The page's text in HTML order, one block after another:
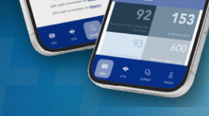
ENTEGRASYONU, 9-10 HAZİRAN